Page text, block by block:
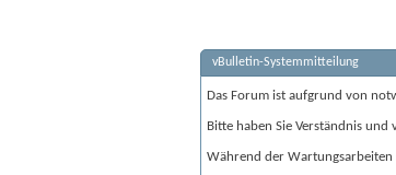
vBulletin-Systemmitteilung
Das Forum ist aufgrund von
Bitte haben Sie Verständnis und
Während der